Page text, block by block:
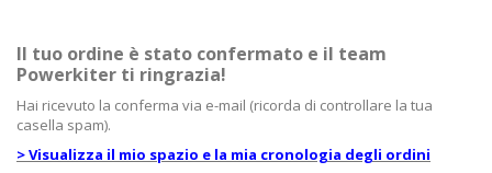
Il tuo ordine è stato confermato e il team
Powerkiter ti ringrazia!
Hai ricevuto la conferma via e-mail (ricorda di controllare la tua
casella spam).
> Visualizza il mio spazio e la mia cronologia degli ordini